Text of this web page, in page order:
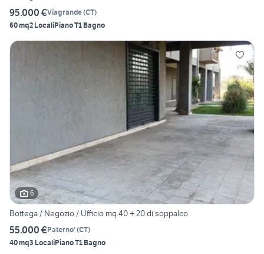
95.000 €Viagrande(CT)
60 mq2 LocaliPiano T1 Bagno
6
Bottega / Negozio / Ufficio mq.40 + 20 di soppalco
55.000 €Paterno' (CT)
40 mq3 LocaliPiano T1 Bagno